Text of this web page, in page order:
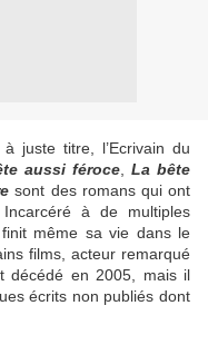
juste titre, l’Ecrivain du
aussi féroce
La bête
sont des romans qui ont
à de multiples
même sa vie dans le
films, acteur remarqué
décédé en 2005, mais il
écrits non publiés dont